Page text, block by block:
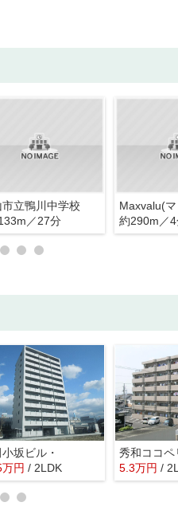
立鴨川中学校
／27分
約290m／
坂ビル・
万円 / 2LDK
秀和ココペ
5.3万円 /